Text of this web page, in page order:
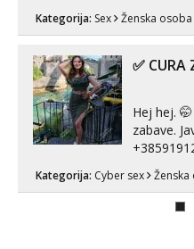
Pusenje i
tijelu Iskljucivo neradim analni !!! I
Kategorija: Sex Ženska
✅ CURA
Hej hej.
zabave.
Whatsapp). 🤙 NE javljaj
Hvala.
Kategorija: Cyber sex